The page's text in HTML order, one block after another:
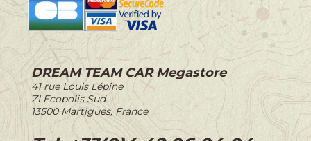
DREAM TEAM CAR Megastore
-41 rue Louis Lépine
-
ZI Ecopolis Sud
-13500 Martigues, France